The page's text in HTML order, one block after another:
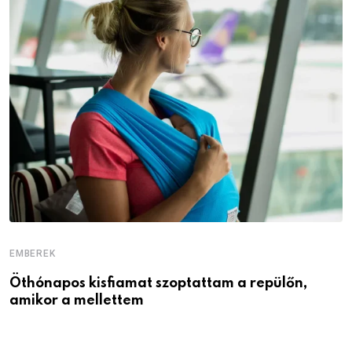
EMBEREK
Öthónapos kisfiamat szoptattam a repülőn,
amikor a mellettem